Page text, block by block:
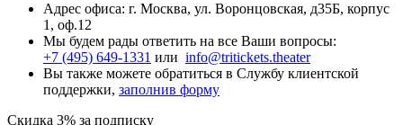
Адрес офиса: г. Москва, ул. Воронцовская, д35Б, корпус
1, оф.12
Мы будем рады ответить на все Ваши вопросы:
+7 (495) 649-1331 или info@tritickets.theater
Вы также можете обратиться в Службу клиентской
поддержки, заполнив форму
Скидка 3% за подписку